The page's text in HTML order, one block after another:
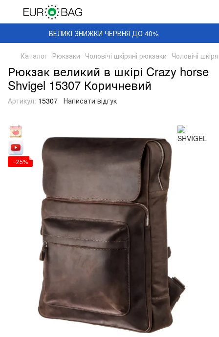
ВЕЛИКІ ЗНИЖКИ ЧЕРВНЯ ДО 40%
Каталог Рюкзаки Чоловічі шкіряні рюкзаки Чоловічі
Рюкзак великий в шкірі Crazy horse
Shvigel 15307 Коричневий
Артикул: 15307 Написати відгук
−25%